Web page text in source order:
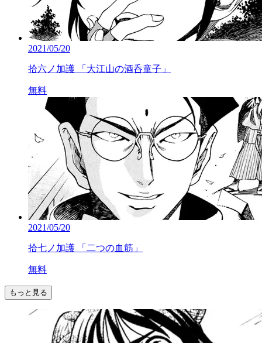
2021/05/20
拾六ノ加護 「大江山の酒呑童子」
無料
2021/05/20
拾七ノ加護 「二つの血筋」
無料
もっと見る